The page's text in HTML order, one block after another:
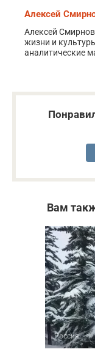
Алексей
Алексей
жизни и
аналитические
Вам
Россия